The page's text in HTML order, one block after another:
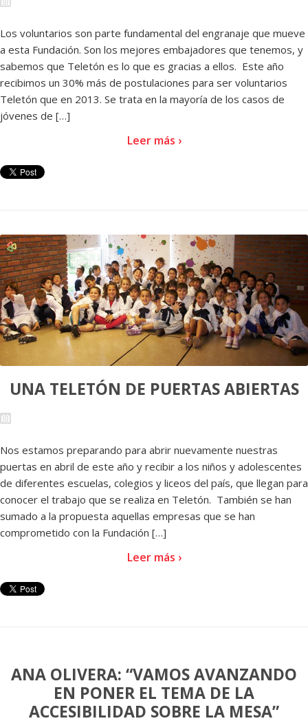
Los voluntarios son parte fundamental del engranaje que mueve
a esta Fundación. Son los mejores embajadores que tenemos, y
sabemos que Teletón es lo que es gracias a ellos. Este año
recibimos un 30% más de postulaciones para ser voluntarios
Teletón que en 2013. Se trata en la mayoría de los casos de
jóvenes de […]
Leer más ›
UNA TELETÓN DE PUERTAS ABIERTAS
Nos estamos preparando para abrir nuevamente nuestras
puertas en abril de este año y recibir a los niños y adolescentes
de diferentes escuelas, colegios y liceos del país, que llegan para
conocer el trabajo que se realiza en Teletón. También se han
sumado a la propuesta aquellas empresas que se han
comprometido con la Fundación […]
Leer más ›
ANA OLIVERA: “VAMOS AVANZANDO
EN PONER EL TEMA DE LA
ACCESIBILIDAD SOBRE LA MESA”